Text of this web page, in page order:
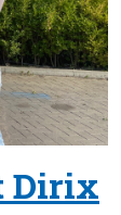
Dirix